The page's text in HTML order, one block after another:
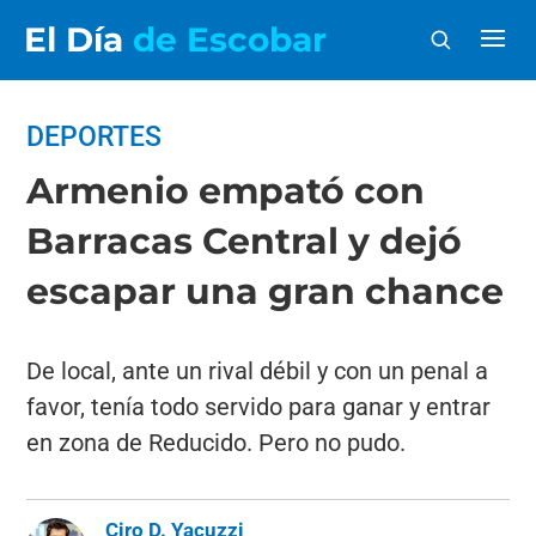
El Día de Escobar
DEPORTES
Armenio empató con
Barracas Central y dejó
escapar una gran chance
De local, ante un rival débil y con un penal a
favor, tenía todo servido para ganar y entrar
en zona de Reducido. Pero no pudo.
Ciro D. Yacuzzi